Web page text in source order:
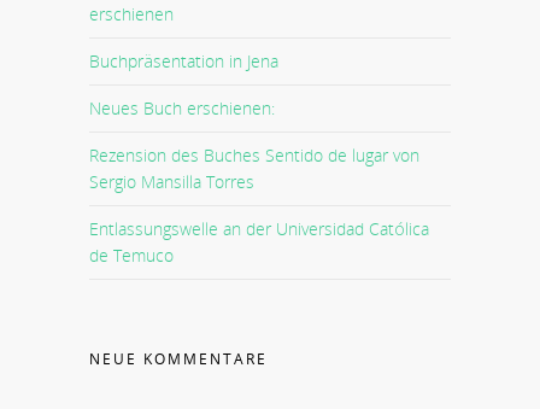
erschienen
Buchpräsentation in Jena
Neues Buch erschienen:
Rezension des Buches Sentido de lugar von
Sergio Mansilla Torres
Entlassungswelle an der Universidad Católica
de Temuco
NEUE KOMMENTARE